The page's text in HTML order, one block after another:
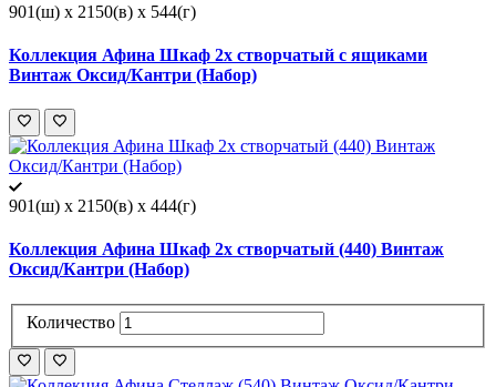
901(ш) x 2150(в) x 544(г)
Коллекция Афина Шкаф 2х створчатый с ящиками
Винтаж Оксид/Кантри (Набор)
901(ш) x 2150(в) x 444(г)
Коллекция Афина Шкаф 2х створчатый (440) Винтаж
Оксид/Кантри (Набор)
Количество